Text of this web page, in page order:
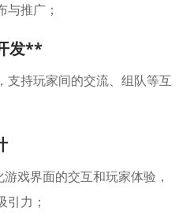
与推广；
发**
支持玩家间的交流、组队等互
戏界面的交互和玩家体验，
引力；